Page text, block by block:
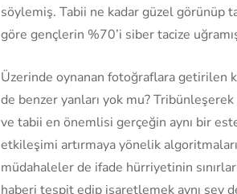
söylemiş. Tabii ne kadar güzel görünüp
göre gençlerin %70’i siber tacize
Üzerinde oynanan fotoğraflara getirilen
de benzer yanları yok mu?
ve tabii en önemlisi gerçeğin aynı bir
etkileşimi artırmaya yönelik
müdahaleler de ifade hürriyetinin
haberi tespit edip işaretlemek aynı şey